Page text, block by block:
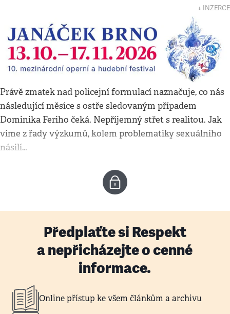
↓ INZERCE
Právě zmatek nad policejní formulací naznačuje, co nás
následující měsíce s ostře sledovaným případem
Dominika Feriho čeká. Nepříjemný střet s realitou. Jak
víme z řady výzkumů, kolem problematiky sexuálního
násilí…
Předplaťte si Respekt
a nepřicházejte o cenné
informace.
Online přístup ke všem článkům a archivu